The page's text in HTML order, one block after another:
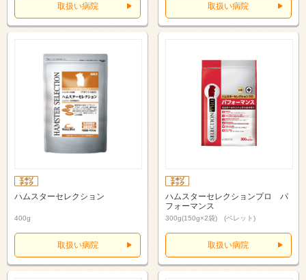
取扱い病院 取扱い病院
ハムスターセレクション
400g
取扱い病院
ハムスターセレクションプロ パ
フォーマンス
300g(150g×2袋) (ペレット)
取扱い病院